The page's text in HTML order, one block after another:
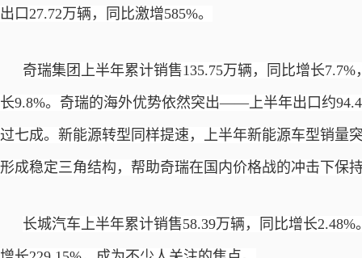
出口27.72万辆，同比激增585%。
奇瑞集团上半年累计销售135.75万辆，同比增长
长9.8%。奇瑞的海外优势依然突出——上半年出口约
过七成。新能源转型同样提速，上半年新能源车型销量
形成稳定三角结构，帮助奇瑞在国内价格战的冲击下保
长城汽车上半年累计销售58.39万辆，同比增长